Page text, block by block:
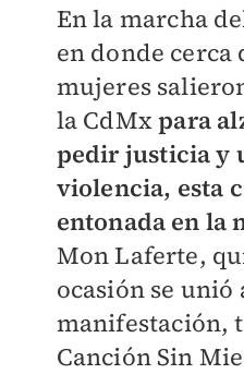
En la marcha
en donde cerca
mujeres
la CdMxpara
pedir justicia y
violencia, esta
entonada en la
Mon Laferte,
ocasión se unió
manifestación,
Canción Sin